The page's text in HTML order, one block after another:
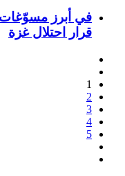
في أبرز مسوّغات
قرار احتلال غزة
1
2
3
4
5